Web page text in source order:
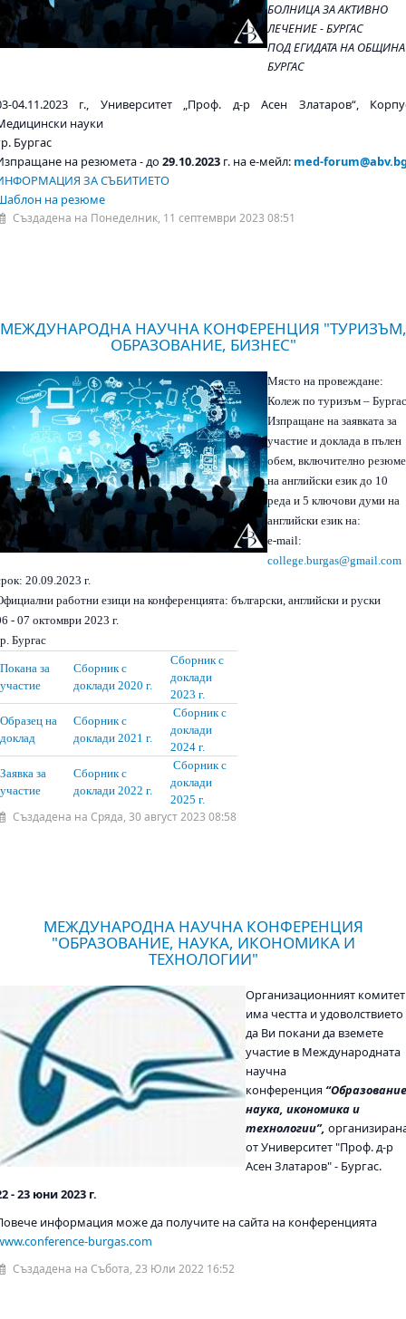
БОЛНИЦА ЗА АКТИВНО
ЛЕЧЕНИЕ - БУРГАС
ПОД ЕГИДАТА НА ОБЩИНА
БУРГАС
04.11.2023 г., Университет „Проф. д-р Асен Златаров“,
науки
Бургас
на резюмета - до 29.10.2023г. на е-мейл: med-
ЗА СЪБИТИЕТО
на резюме
Създадена на Понеделник, 11 септември 2023 08:51
МЕЖДУНАРОДНА НАУЧНА КОНФЕРЕНЦИЯ "ТУРИЗЪМ,
ОБРАЗОВАНИЕ, БИЗНЕС"
Място на провеждане:
Колеж по туризъм –
Изпращане на заявката за
участие и доклада в пълен
обем, включително резюме
на английски език до 10
реда и 5 ключови думи на
английски език на:
e-mail:
college.burgas@gmail.com
20.09.2023 г.
работни езици на конференцията: български, английски и руски
- 07 октомври 2023 г.
Бургас
Покана за
участие
Сборник с
доклади 2020 г.
Сборник с
доклади
2023 г.
Образец на
доклад
Сборник с
доклади 2021 г.
Сборник с
доклади
2024 г.
Заявка за
участие
Сборник с
доклади 2022 г.
Сборник с
доклади
2025 г.
Създадена на Сряда, 30 август 2023 08:58
МЕЖДУНАРОДНА НАУЧНА КОНФЕРЕНЦИЯ
"ОБРАЗОВАНИЕ, НАУКА, ИКОНОМИКА И
ТЕХНОЛОГИИ"
Организационният комитет
има честта и удоволствието
да Ви покани да вземете
участие в Международната
научна
конференция “
наука, икономика и
технологии”,
от Университет "Проф. д-р
Асен Златаров" - Бургас.
- 23 юни 2023 г.
информация може да получите на сайта на конференцията
burgas.com
Създадена на Събота, 23 Юли 2022 16:52